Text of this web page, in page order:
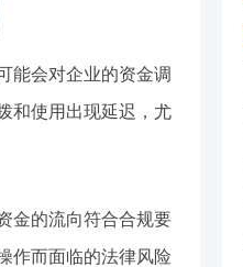
能会对企业的资金调
和使用出现延迟，尤
金的流向符合合规要
作而面临的法律风险